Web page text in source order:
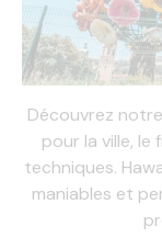
Découvrez
pour la ville,
techniques.
maniables et